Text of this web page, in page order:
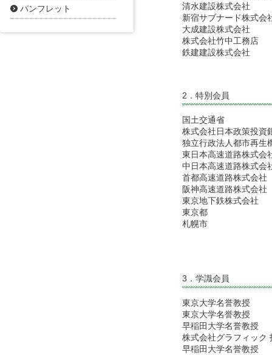
清水建設株式会社
新宿サブナード株式会
大成建設株式会社
株式会社竹中工務店
鉄建建設株式会社
2．特別会員
国土交通省
株式会社日本政策投資
独立行政法人都市再生
東日本高速道路株式会
中日本高速道路株式会
首都高速道路株式会社
阪神高速道路株式会社
東京地下鉄株式会社
東京都
札幌市
3．学識会員
東京大学名誉教授
東京大学名誉教授
早稲田大学名誉教授
株式会社グラフィック
早稲田大学名誉教授
パンフレット